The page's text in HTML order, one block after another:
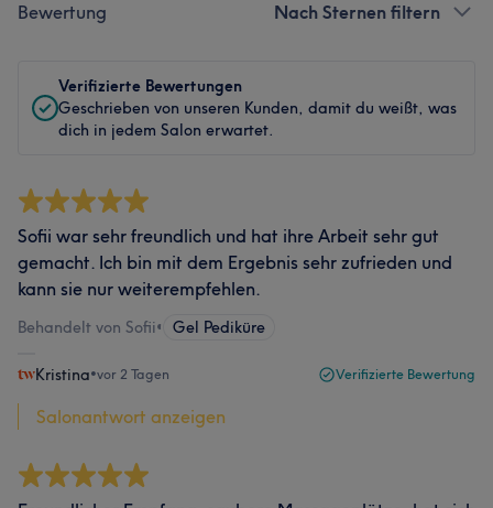
Bewertung Nach Sternen filtern
Verifizierte Bewertungen
Geschrieben von unseren Kunden, damit du weißt, was
dich in jedem Salon erwartet.
Sofii war sehr freundlich und hat ihre Arbeit sehr gut
gemacht. Ich bin mit dem Ergebnis sehr zufrieden und
kann sie nur weiterempfehlen.
Behandelt von Sofii• Gel Pediküre
Kristina•vor 2 Tagen Verifizierte Bewertung
Salonantwort anzeigen